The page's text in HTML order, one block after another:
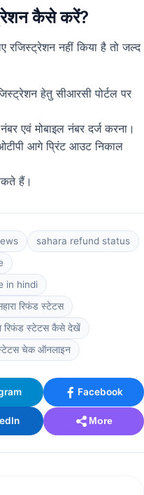
कैसे करें?
रजिस्ट्रेशन नहीं किया है तो जल्द
हेतु सीआरसी पोर्टल पर
एवं मोबाइल नंबर दर्ज करना।
आगे प्रिंट आउट निकाल
हैं।
sahara refund status
in hindi
रिफंड स्टेटस
रिफंड स्टेटस कैसे देखें
स्टेटस चेक ऑनलाइन
Facebook
More